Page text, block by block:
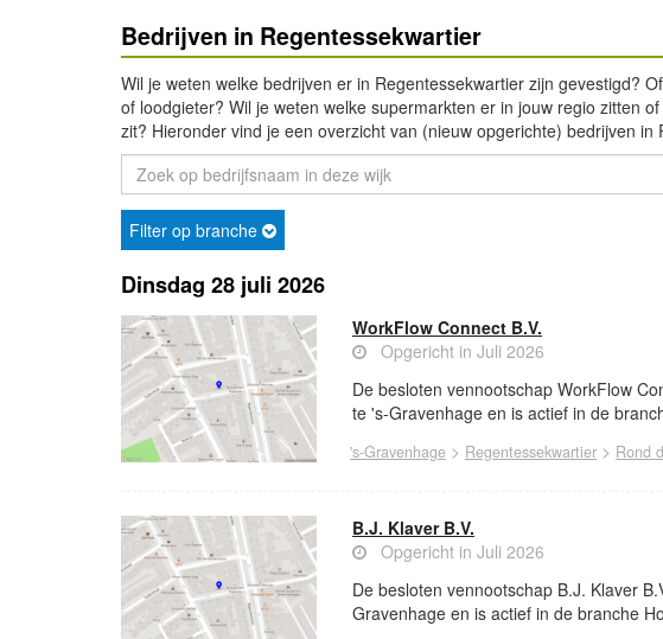
Bedrijven in Regentessekwartier
Wil je weten welke bedrijven er in Regentessekwartier zijn gevestigd?
of loodgieter? Wil je weten welke supermarkten er in jouw regio zitten
zit? Hieronder vind je een overzicht van (nieuw opgerichte) bedrijven in
Filter op branche
Dinsdag 28 juli 2026
WorkFlow Connect B.V.
Opgericht in Juli 2026
De besloten vennootschap WorkFlow
te 's-Gravenhage en is actief in de
's-Gravenhage > Regentessekwartier > Rond
B.J. Klaver B.V.
Opgericht in Juli 2026
De besloten vennootschap B.J. Klaver
Gravenhage en is actief in de branche